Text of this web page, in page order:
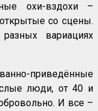
охи-вздохи –
со сцены.
вариациях
приведённые
люди, от 40 и
И все –